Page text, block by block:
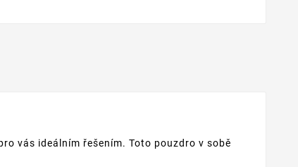
vás ideálním řešením. Toto pouzdro v sobě